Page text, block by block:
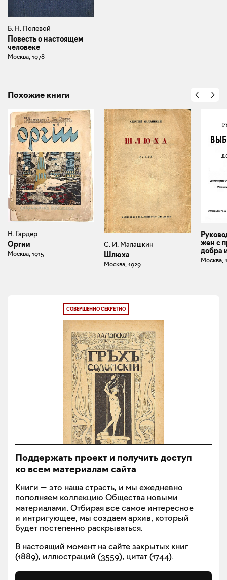
Б. Н. Полевой
Повесть о настоящем
человеке
Москва, 1978
Похожие книги
Н. Гардер
Оргии
Москва, 1915
С. И. Малашкин
Шлюха
Москва, 1929
жен с
добра
Москва,
СОВЕРШЕННО СЕКРЕТНО
Поддержать проект и получить доступ
ко всем материалам сайта
Книги — это наша страсть, и мы ежедневно
пополняем коллекцию Общества новыми
материалами. Отбирая все самое интересное
и интригующее, мы создаем архив, который
будет постепенно раскрываться.
В настоящий момент на сайте закрытых книг
(1889), иллюстраций (3559), цитат (1744).